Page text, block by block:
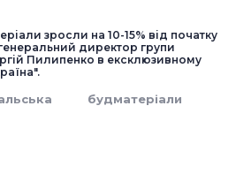
зросли на 10-15% від початку
директор групи
Пилипенко в ексклюзивному
будматеріали